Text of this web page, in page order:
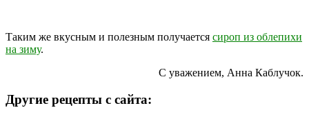
Таким же вкусным и полезным получается сироп из облепихи
на зиму.
С уважением, Анна Каблучок.
Другие рецепты с сайта: